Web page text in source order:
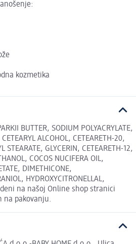
kozmetika
BUTTER, SODIUM POLYACRYLATE,
ALCOHOL, CETEARETH-20,
STEARATE, GLYCERIN, CETEARETH-12,
COCOS NUCIFERA OIL,
DIMETHICONE,
HYDROXYCITRONELLAL,
na našoj Online shop stranici
na pakovanju.